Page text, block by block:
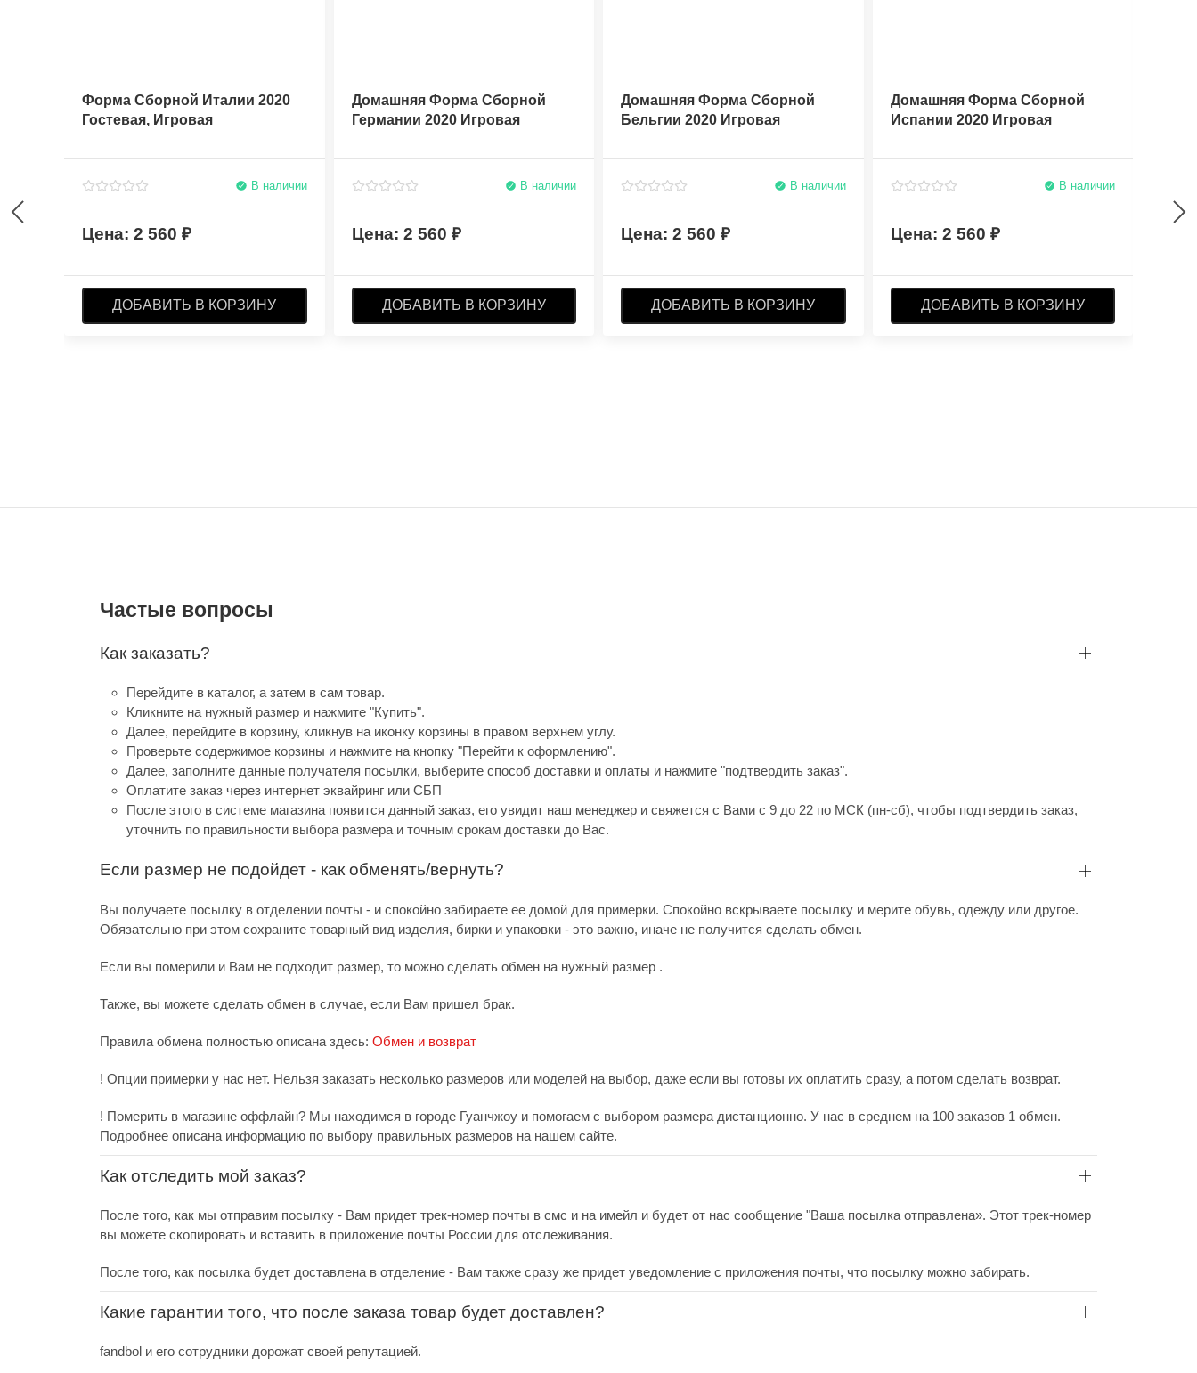
Форма Сборной Италии 2020
Гостевая, Игровая
В наличии
2 560
ДОБАВИТЬ В КОРЗИНУ
Домашняя Форма Сборной
Германии 2020 Игровая
В наличии
2 560
ДОБАВИТЬ В КОРЗИНУ
Домашняя Форма Сборной
Бельгии 2020 Игровая
В наличии
2 560
ДОБАВИТЬ В КОРЗИНУ
Домашняя Форма Сборной
Испании 2020 Игровая
В наличии
2 560
ДОБАВИТЬ В КОРЗИНУ
Частые вопросы
Как заказать?
Перейдите в каталог, а затем в сам товар.
Кликните на нужный размер и нажмите "Купить".
Далее, перейдите в корзину, кликнув на иконку корзины в правом верхнем углу.
Проверьте содержимое корзины и нажмите на кнопку "Перейти к оформлению".
Далее, заполните данные получателя посылки, выберите способ доставки и оплаты и нажмите "подтвердить заказ".
Оплатите заказ через интернет эквайринг или СБП
После этого в системе магазина появится данный заказ, его увидит наш менеджер и свяжется с Вами с 9 до 22 по МСК (пн-сб), чтобы подтвердить заказ,
уточнить по правильности выбора размера и точным срокам доставки до Вас.
Если размер не подойдет - как обменять/вернуть?
Вы получаете посылку в отделении почты - и спокойно забираете ее домой для примерки. Спокойно вскрываете посылку и мерите обувь, одежду или другое.
Обязательно при этом сохраните товарный вид изделия, бирки и упаковки - это важно, иначе не получится сделать обмен.
Если вы померили и Вам не подходит размер, то можно сделать обмен на нужный размер .
Также, вы можете сделать обмен в случае, если Вам пришел брак.
Правила обмена полностью описана здесь: Обмен и возврат
! Опции примерки у нас нет. Нельзя заказать несколько размеров или моделей на выбор, даже если вы готовы их оплатить сразу, а потом сделать возврат.
! Померить в магазине оффлайн? Мы находимся в городе Гуанчжоу и помогаем с выбором размера дистанционно. У нас в среднем на 100 заказов 1 обмен.
Подробнее описана информацию по выбору правильных размеров на нашем сайте.
Как отследить мой заказ?
После того, как мы отправим посылку - Вам придет трек-номер почты в смс и на имейл и будет от нас сообщение "Ваша посылка отправлена». Этот трек-номер
вы можете скопировать и вставить в приложение почты России для отслеживания.
После того, как посылка будет доставлена в отделение - Вам также сразу же придет уведомление с приложения почты, что посылку можно забирать.
Какие гарантии того, что после заказа товар будет доставлен?
fandbol и его сотрудники дорожат своей репутацией.